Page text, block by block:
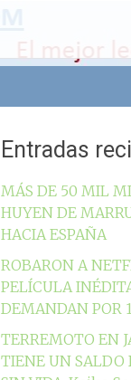
Entradas
MÁS DE 50 MIL
HUYEN DE
HACIA ESPAÑA
ROBARON A
PELÍCULA
DEMANDAN POR
TERREMOTO EN
TIENE UN SALDO